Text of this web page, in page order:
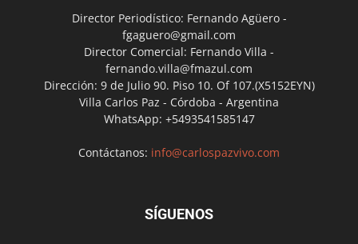
Director Periodístico: Fernando Agüero -
fgaguero@gmail.com
Director Comercial: Fernando Villa -
fernando.villa@fmazul.com
Dirección: 9 de Julio 90. Piso 10. Of 107.(X5152EYN)
Villa Carlos Paz - Córdoba - Argentina
WhatsApp: +5493541585147
Contáctanos: info@carlospazvivo.com
SÍGUENOS